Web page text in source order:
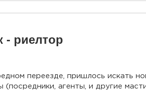
- риелтор
переезде, пришлось искать
(посредники, агенты, и другие